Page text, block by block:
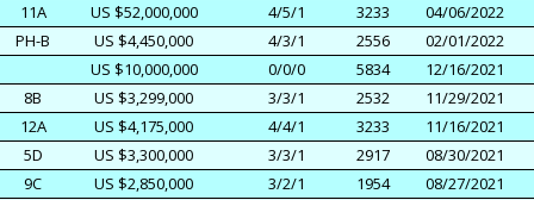
11A
US $52,000,000 4/5/1 3233
04/06/2022
PH-B
US $4,450,000 4/3/1 2556
02/01/2022
US $10,000,000
0/0/0 5834
12/16/2021
8B
US $3,299,000 3/3/1 2532
11/29/2021
12A
US $4,175,000 4/4/1 3233
11/16/2021
5D
US $3,300,000 3/3/1 2917
08/30/2021
9C
US $2,850,000 3/2/1 1954
08/27/2021